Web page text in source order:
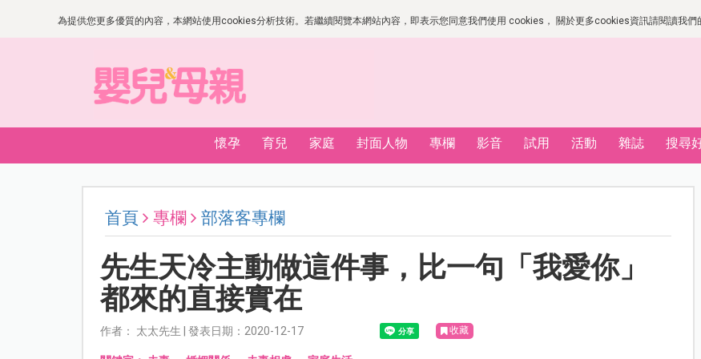
為提供您更多優質的內容，本網站使用cookies分析技術。若繼續閱覽本網站內容，即表示您同意我們使用 cookies， 關於更多cookies資訊請閱讀我們
懷孕 育兒 家庭 封面人物 專欄 影音 試用 活動 雜誌 搜尋
首頁 專欄 部落客專欄
先生天冷主動做這件事，比一句「我愛你」
都來的直接實在
作者： 太太先生 | 發表日期：2020-12-17 收藏